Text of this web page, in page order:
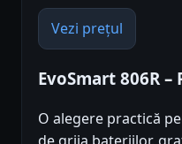
Vezi prețul
EvoSmart 806R –
O alegere practică